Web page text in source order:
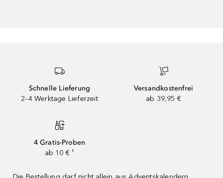
Schnelle Lieferung
2–4 Werktage Lieferzeit
Versandkostenfrei
ab 39,95 €
4 Gratis-Proben
ab 10 € ¹